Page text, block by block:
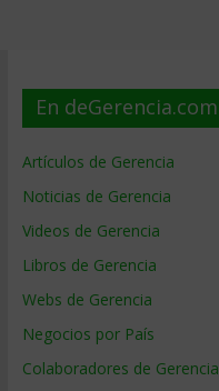
En deGerencia.com
Artículos de Gerencia
Noticias de Gerencia
Videos de Gerencia
Libros de Gerencia
Webs de Gerencia
Negocios por País
Colaboradores de Gerencia